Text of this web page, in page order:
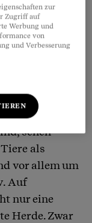
sehen
als
vor allem um
Auf
nur eine
Herde. Zwar
zur
Zugriff auf
Werbung und
von
und Verbesserung